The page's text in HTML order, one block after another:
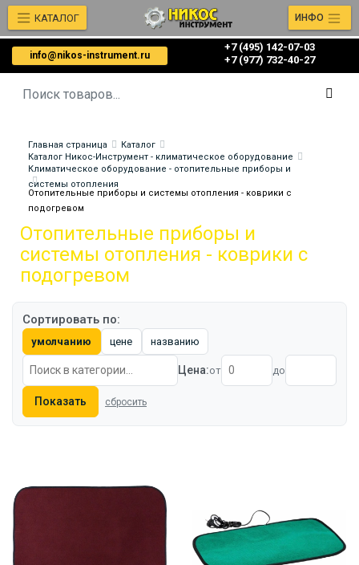
info@nikos-instrument.ru
+7 (495) 142-07-03
‎‎+7 (977) 732-40-27
КАТАЛОГ ИНФО
Главная страница
Каталог
Каталог Никос-Инструмент - климатическое оборудование
Климатическое оборудование - отопительные приборы и
системы отопления
Отопительные приборы и системы отопления - коврики с
подогревом
Отопительные приборы и
системы отопления - коврики с
подогревом
Сортировать по:
умолчанию цене названию
Цена:от до
Показать сбросить